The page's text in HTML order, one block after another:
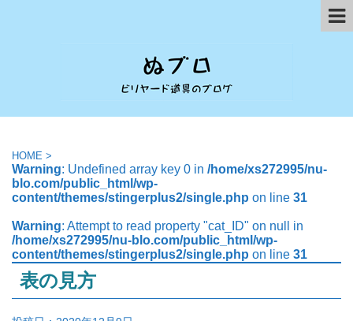
HOME >
Warning: Undefined array key 0 in /home/xs272995/nu-
blo.com/public_html/wp-
content/themes/stingerplus2/single.php on line 31
Warning: Attempt to read property "cat_ID" on null in
/home/xs272995/nu-blo.com/public_html/wp-
content/themes/stingerplus2/single.php on line 31
表の見方